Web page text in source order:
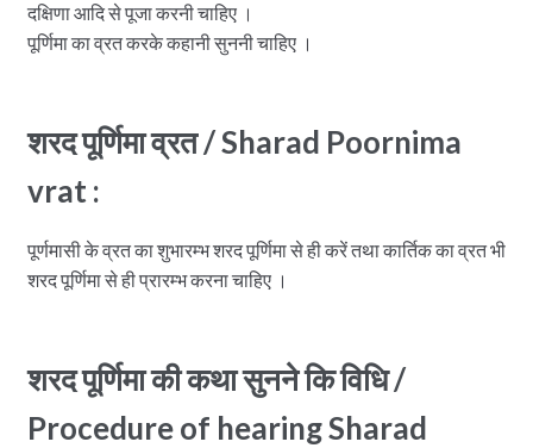
दक्षिणा आदि से पूजा करनी चाहिए ।
पूर्णिमा का व्रत करके कहानी सुननी चाहिए ।
शरद पूर्णिमा व्रत / Sharad Poornima
vrat :
पूर्णमासी के व्रत का शुभारम्भ शरद पूर्णिमा से ही करें तथा कार्तिक का व्रत भी
शरद पूर्णिमा से ही प्रारम्भ करना चाहिए ।
शरद पूर्णिमा की कथा सुनने कि विधि /
Procedure of hearing Sharad